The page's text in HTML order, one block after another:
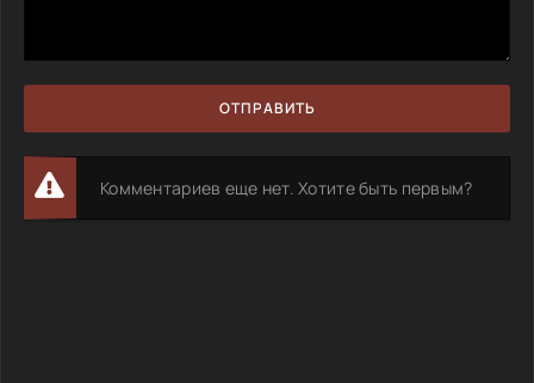
ОТПРАВИТЬ
Комментариев еще нет. Хотите быть первым?